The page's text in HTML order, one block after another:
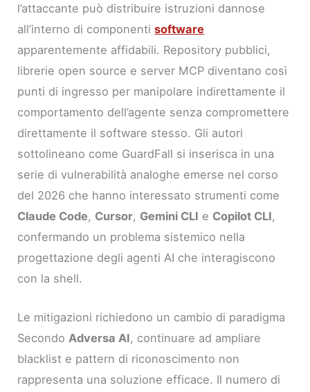
l’attaccante può distribuire istruzioni dannose
all’interno di componentisoftware
apparentemente affidabili. Repository pubblici,
librerie open source e server MCP diventano così
punti di ingresso per manipolare indirettamente il
comportamento dell’agente senza compromettere
direttamente il software stesso. Gli autori
sottolineano come GuardFall si inserisca in una
serie di vulnerabilità analoghe emerse nel corso
del 2026 che hanno interessato strumenti come
Claude Code, Cursor, Gemini CLI e Copilot CLI,
confermando un problema sistemico nella
progettazione degli agenti AI che interagiscono
con la shell.
Le mitigazioni richiedono un cambio di paradigma
Secondo Adversa AI, continuare ad ampliare
blacklist e pattern di riconoscimento non
rappresenta una soluzione efficace. Il numero di